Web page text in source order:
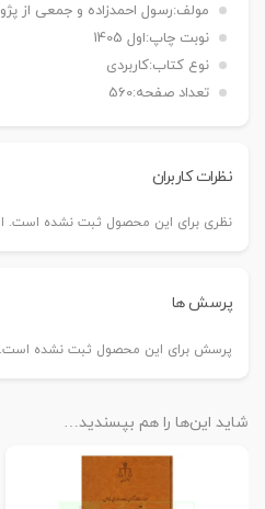
خاص
انحلال
قرارداد
(فسخ،
تفاسخ)
احمدزاده
عدد
مولف:رسول احمدزاده و جمعی از
نوبت چاپ:اول 1405
نوع کتاب:کاربردی
تعداد صفحه:560
نظرات کاربران
نظری برای این محصول ثبت نشده است.
پرسش ها
پرسش برای این محصول ثبت نشده است.
شاید این‌ها را هم بپسندید…